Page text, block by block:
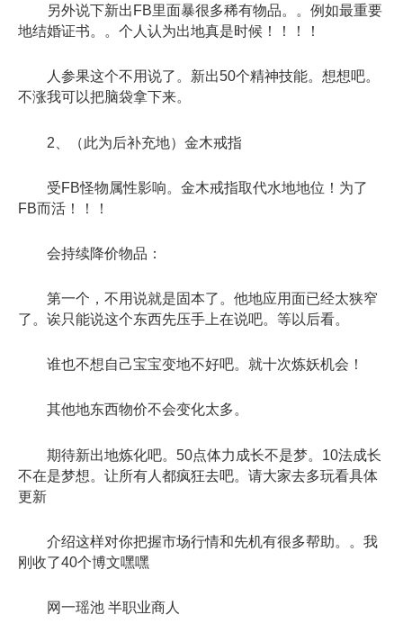
另外说下新出FB里面暴很多稀有物品。。例如最重要
地结婚证书。。个人认为出地真是时候！！！！
人参果这个不用说了。新出50个精神技能。想想吧。
不涨我可以把脑袋拿下来。
2、（此为后补充地）金木戒指
受FB怪物属性影响。金木戒指取代水地地位！为了
FB而活！！！
会持续降价物品：
第一个，不用说就是固本了。他地应用面已经太狭窄
了。诶只能说这个东西先压手上在说吧。等以后看。
谁也不想自己宝宝变地不好吧。就十次炼妖机会！
其他地东西物价不会变化太多。
期待新出地炼化吧。50点体力成长不是梦。10法成长
不在是梦想。让所有人都疯狂去吧。请大家去多玩看具体
更新
介绍这样对你把握市场行情和先机有很多帮助。。我
刚收了40个博文嘿嘿
网一瑶池 半职业商人